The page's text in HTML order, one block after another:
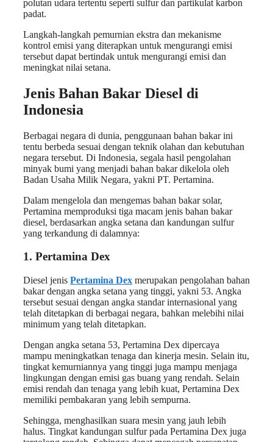
polutan udara tertentu seperti sulfur dan partikulat karbon
padat.
Langkah-langkah pemurnian ekstra dan mekanisme
kontrol emisi yang diterapkan untuk mengurangi emisi
tersebut dapat bertindak untuk mengurangi emisi dan
meningkat nilai setana.
Jenis Bahan Bakar Diesel di
Indonesia
Berbagai negara di dunia, penggunaan bahan bakar ini
tentu berbeda sesuai dengan teknik olahan dan kebutuhan
negara tersebut. Di Indonesia, segala hasil pengolahan
minyak bumi yang menjadi bahan bakar dikelola oleh
Badan Usaha Milik Negara, yakni PT. Pertamina.
Dalam mengelola dan mengemas bahan bakar solar,
Pertamina memproduksi tiga macam jenis bahan bakar
diesel, berdasarkan angka setana dan kandungan sulfur
yang terkandung di dalamnya:
1. Pertamina Dex
Diesel jenis Pertamina Dex merupakan pengolahan bahan
bakar dengan angka setana yang tinggi, yakni 53. Angka
tersebut sesuai dengan angka standar internasional yang
telah ditetapkan di berbagai negara, bahkan melebihi nilai
minimum yang telah ditetapkan.
Dengan angka setana 53, Pertamina Dex dipercaya
mampu meningkatkan tenaga dan kinerja mesin. Selain itu,
tingkat kemurniannya yang tinggi juga mampu menjaga
lingkungan dengan emisi gas buang yang rendah. Selain
emisi rendah dan tenaga yang lebih kuat, Pertamina Dex
memiliki pembakaran yang lebih sempurna.
Sehingga, menghasilkan suara mesin yang jauh lebih
halus. Tingkat kandungan sulfur pada Pertamina Dex juga